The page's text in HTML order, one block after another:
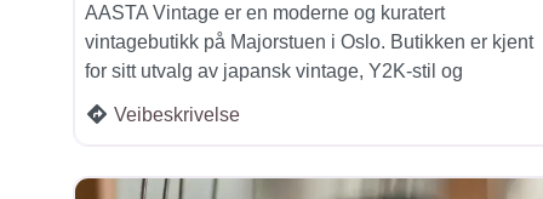
AASTA Vintage er en moderne og kuratert
vintagebutikk på Majorstuen i Oslo. Butikken er kjent
for sitt utvalg av japansk vintage, Y2K-stil og
Veibeskrivelse